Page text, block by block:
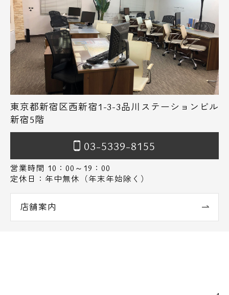
東京都新宿区西新宿1-3-3品川ステーションビル
新宿5階
03-5339-8155
営業時間 10：00～19：00
定休日：年中無休（年末年始除く）
店舗案内